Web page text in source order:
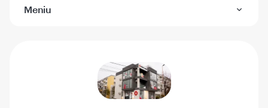
Meniu